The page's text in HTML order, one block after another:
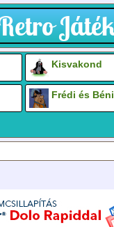
Kisvakond
Frédi és Béni